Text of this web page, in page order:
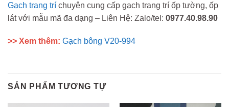
Gạch trang trí chuyên cung cấp gạch trang trí ốp tường, ốp
lát với mẫu mã đa dạng – Liên Hệ: Zalo/tel: 0977.40.98.90
>> Xem thêm: Gạch bông V20-994
SẢN PHẨM TƯƠNG TỰ